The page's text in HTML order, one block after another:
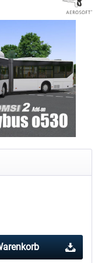
2 Add-on IVECO Bus-